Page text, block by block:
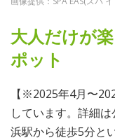
大人だけが
ポット
【※2025年4月〜
しています。詳細
浜駅から徒歩5分と